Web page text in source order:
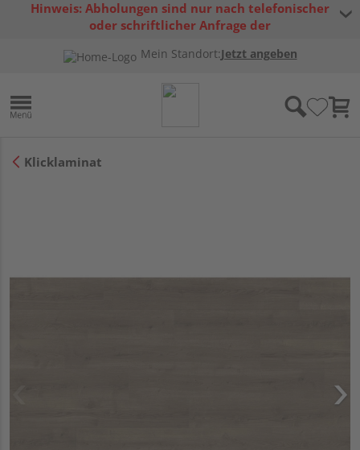
Hinweis: Abholungen sind nur nach telefonischer
oder schriftlicher Anfrage der
Mein Standort:Jetzt angeben
Klicklaminat